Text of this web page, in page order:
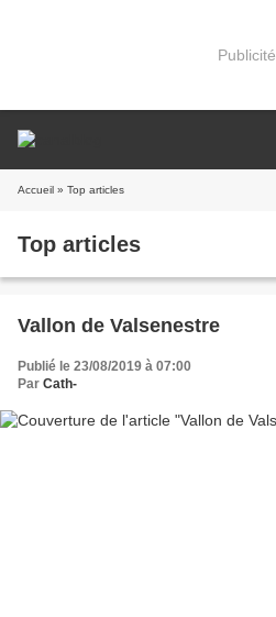
Publicité
Accueil » Top articles
Top articles
Vallon de Valsenestre
Publié le 23/08/2019 à 07:00
Par Cath-